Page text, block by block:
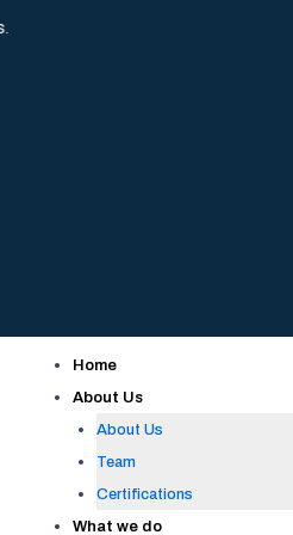
Home
About Us
About Us
Team
Certifications
What we do